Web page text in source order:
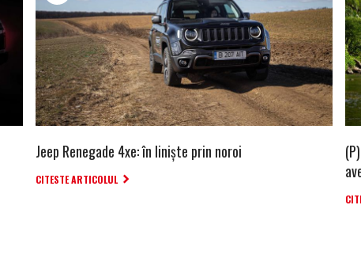
Jeep Renegade 4xe: în liniște prin noroi
CITESTE ARTICOLUL